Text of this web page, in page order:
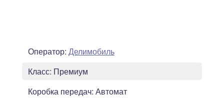
Оператор: Делимобиль
Класс: Премиум
Коробка передач: Автомат